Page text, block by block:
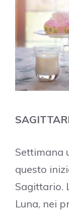
Settimana
questo
Sagittario.
Luna, nei